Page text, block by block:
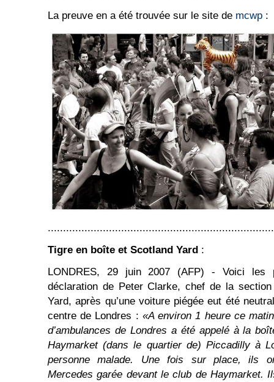
La preuve en a été trouvée sur le site de mcwp :
Tigre en boîte et Scotland Yard :
LONDRES, 29 juin 2007 (AFP) - Voici les
déclaration de Peter Clarke, chef de la
Yard, après qu’une voiture piégée eut été
centre de Londres : «A environ 1 heure ce
d’ambulances de Londres a été appelé à la
Haymarket (dans le quartier de) Piccadilly à
personne malade. Une fois sur place, ils
Mercedes garée devant le club de Haymarket.